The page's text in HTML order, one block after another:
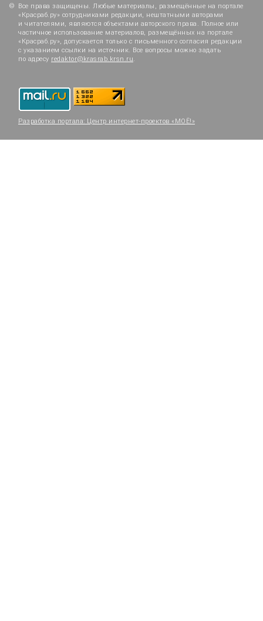
Все права защищены. Любые материалы, размещённые на портале
«Красраб.ру» сотрудниками редакции, нештатными авторами
и читателями, являются объектами авторского права. Полное или
частичное использование материалов, размещённых на портале
«Красраб.ру», допускается только с письменного согласия редакции
с указанием ссылки на источник. Все вопросы можно задать
по адресу redaktor@krasrab.krsn.ru.
Разработка портала: Центр интернет-проектов «МОЁ!»